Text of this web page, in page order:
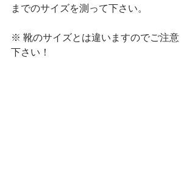
までのサイズを測って下さい。
※ 靴のサイズとは違いますのでご注意
下さい！